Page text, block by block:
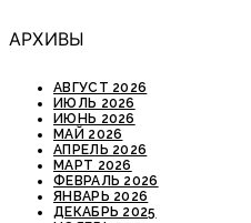
АРХИВЫ
АВГУСТ 2026
ИЮЛЬ 2026
ИЮНЬ 2026
МАЙ 2026
АПРЕЛЬ 2026
МАРТ 2026
ФЕВРАЛЬ 2026
ЯНВАРЬ 2026
ДЕКАБРЬ 2025